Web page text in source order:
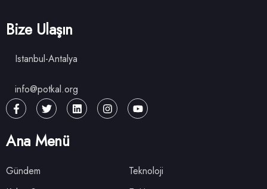
Bize Ulaşın
Istanbul-Antalya
info@potkal.org
Ana Menü
Gündem
Teknoloji